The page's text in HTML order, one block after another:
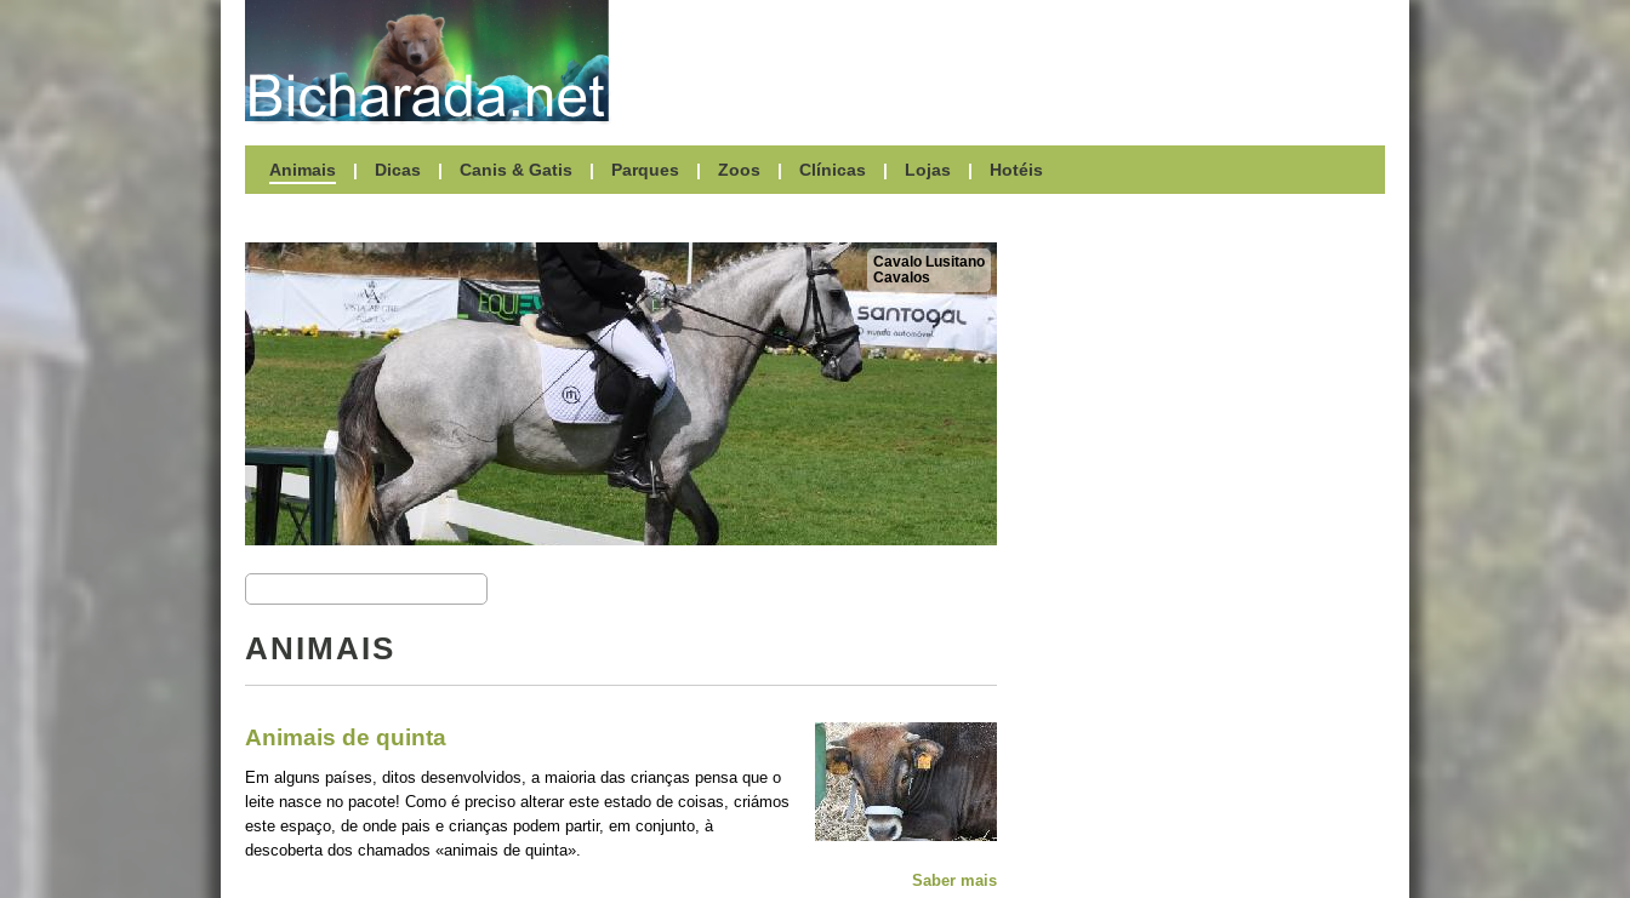
Animais | Dicas | Canis & Gatis | Parques | Zoos | Clínicas | Lojas | Hotéis
Cavalo Lusitano
Cavalos
ANIMAIS
Animais de quinta
Em alguns países, ditos desenvolvidos, a maioria das crianças pensa que o
leite nasce no pacote! Como é preciso alterar este estado de coisas, criámos
este espaço, de onde pais e crianças podem partir, em conjunto, à
descoberta dos chamados «animais de quinta».
Saber mais